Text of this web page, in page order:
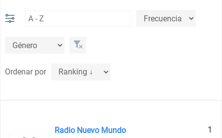
Ordenar por
Radio Nuevo Mundo
1